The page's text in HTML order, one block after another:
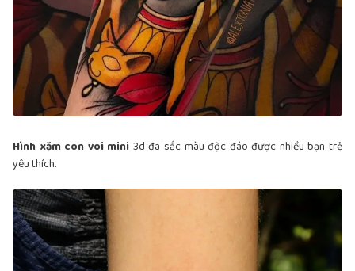
Hình xăm con voi mini 3d đa sắc màu độc đáo được nhiều bạn trẻ
yêu thích.